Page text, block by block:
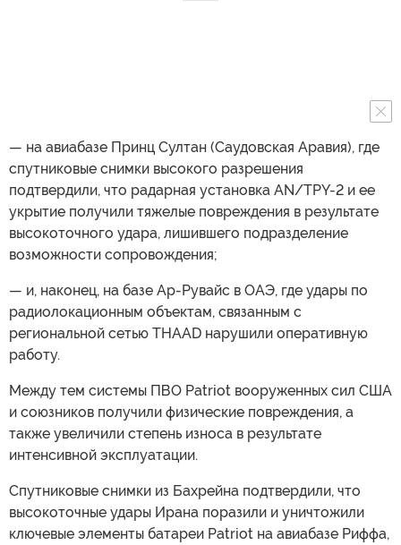
— на авиабазе Принц Султан (Саудовская Аравия), где
спутниковые снимки высокого разрешения
подтвердили, что радарная установка AN/TPY-2 и ее
укрытие получили тяжелые повреждения в результате
высокоточного удара, лишившего подразделение
возможности сопровождения;
— и, наконец, на базе Ар-Рувайс в ОАЭ, где удары по
радиолокационным объектам, связанным с
региональной сетью THAAD нарушили оперативную
работу.
Между тем системы ПВО Patriot вооруженных сил США
и союзников получили физические повреждения, а
также увеличили степень износа в результате
интенсивной эксплуатации.
Спутниковые снимки из Бахрейна подтвердили, что
высокоточные удары Ирана поразили и уничтожили
ключевые элементы батареи Patriot на авиабазе Риффа,